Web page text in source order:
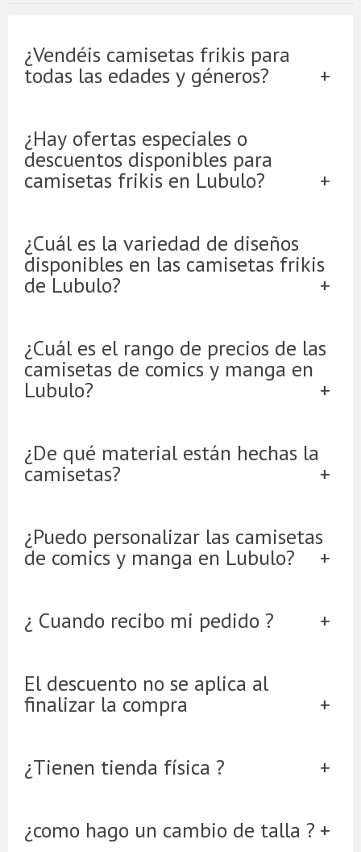
¿Vendéis camisetas frikis para
todas las edades y géneros?
¿Hay ofertas especiales o
descuentos disponibles para
camisetas frikis en Lubulo?
¿Cuál es la variedad de diseños
disponibles en las camisetas frikis
de Lubulo?
¿Cuál es el rango de precios de las
camisetas de comics y manga en
Lubulo?
¿De qué material están hechas la
camisetas?
¿Puedo personalizar las camisetas
de comics y manga en Lubulo?
¿ Cuando recibo mi pedido ?
El descuento no se aplica al
finalizar la compra
¿Tienen tienda física ?
¿como hago un cambio de talla ?